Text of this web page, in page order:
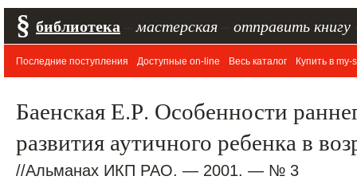
§ библиотека мастерская отправить книгу
Последние поступления Доступные on-line Весь каталог Купить в my-
Баенская Е.Р. Особенности
развития аутичного ребенка в
//Альманах ИКП РАО. — 2001. — № 3